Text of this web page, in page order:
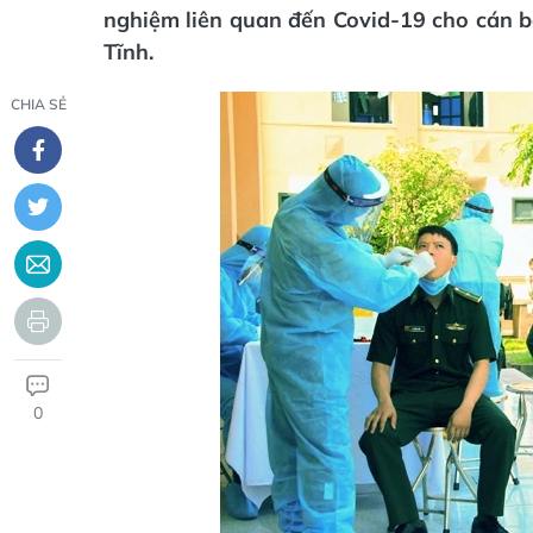
nghiệm liên quan đến Covid-19 cho cán
Tĩnh.
CHIA SẺ
0